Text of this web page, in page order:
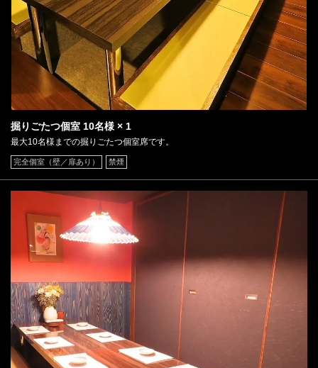
掘りごたつ個室 10名様 × 1
最大10名様までの掘りごたつ個室席です。
完全個室（壁／扉あり） 禁煙
お席 | 味の城 個室居酒屋
徳島県徳島市両国本町２-26-2
https://ajinoshiro-tks.owst.jp/seats
お店情報をコピー